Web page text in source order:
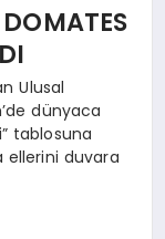
Ulusal
dünyaca
tablosuna
ellerini duvara